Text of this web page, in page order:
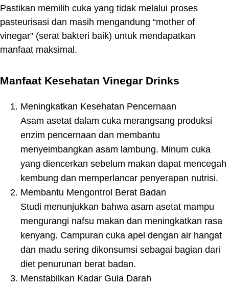
Pastikan memilih cuka yang tidak melalui proses
pasteurisasi dan masih mengandung “mother of
vinegar” (serat bakteri baik) untuk mendapatkan
manfaat maksimal.
Manfaat Kesehatan Vinegar Drinks
Meningkatkan Kesehatan Pencernaan
Asam asetat dalam cuka merangsang produksi
enzim pencernaan dan membantu
menyeimbangkan asam lambung. Minum cuka
yang diencerkan sebelum makan dapat mencegah
kembung dan memperlancar penyerapan nutrisi.
Membantu Mengontrol Berat Badan
Studi menunjukkan bahwa asam asetat mampu
mengurangi nafsu makan dan meningkatkan rasa
kenyang. Campuran cuka apel dengan air hangat
dan madu sering dikonsumsi sebagai bagian dari
diet penurunan berat badan.
Menstabilkan Kadar Gula Darah